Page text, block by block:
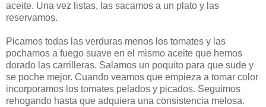
aceite. Una vez listas, las sacamos a un plato y las
reservamos.
Picamos todas las verduras menos los tomates y las
pochamos a fuego suave en el mismo aceite que hemos
dorado las carrilleras. Salamos un poquito para que sude y
se poche mejor. Cuando veamos que empieza a tomar color
incorporamos los tomates pelados y picados. Seguimos
rehogando hasta que adquiera una consistencia melosa.